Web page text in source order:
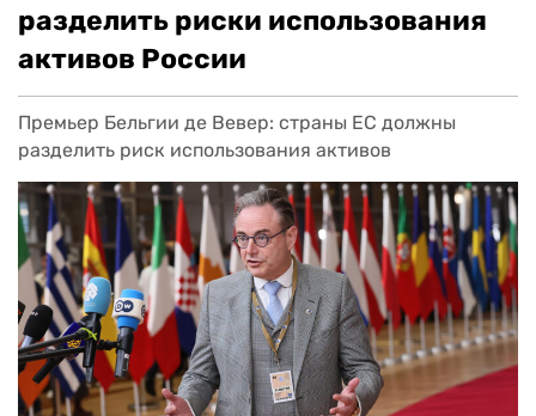
разделить риски использования
активов России
Премьер Бельгии де Вевер: страны ЕС должны
разделить риск использования активов